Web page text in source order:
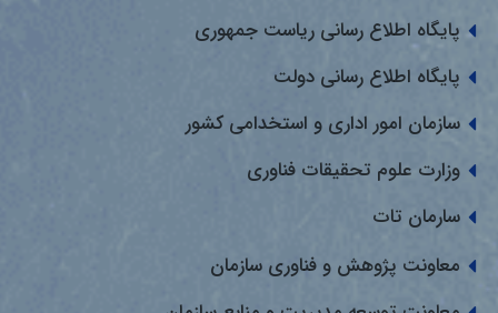
پایگاه اطلاع رسانی ریاست جمهوری
پایگاه اطلاع رسانی دولت
سازمان امور اداری و استخدامی کشور
وزارت علوم تحقیقات فناوری
سارمان تات
معاونت پژوهش و فناوری سازمان